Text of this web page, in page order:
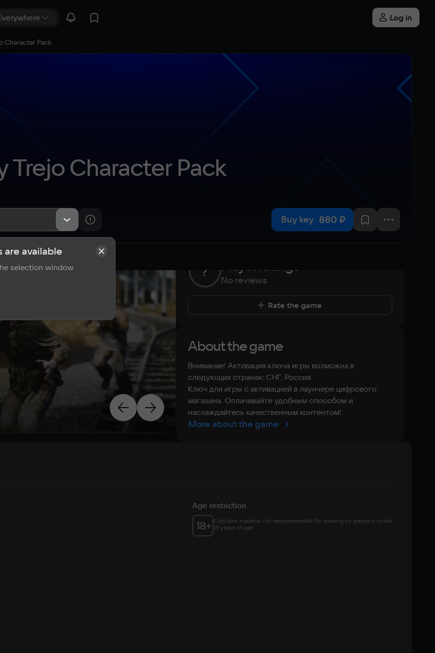
Log in
Character Pack
Trejo Character Pack
Buy key 880 ₽
Reviews
? Player ratings
No reviews
Rate the game
About the game
Внимание! Активация ключа игры возможна в
следующих странах: СНГ, Россия
Ключ для игры с активацией в лаунчере цифрового
магазина. Оплачивайте удобным способом и
наслаждайтесь качественным контентом!
More about the game
Age restriction
18+ Contains material not recommended for viewing by persons under
18 years of age
are available
selection window